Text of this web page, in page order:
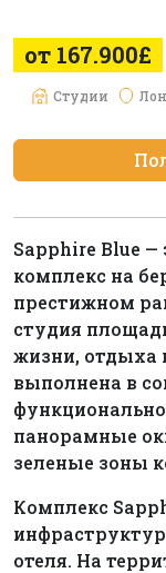
от 167.900£
Студии
Sapphire Blue
комплекс на
престижном
студия
жизни, отдыха
выполнена в
панорамные
зеленые зоны
Комплекс
отеля. На